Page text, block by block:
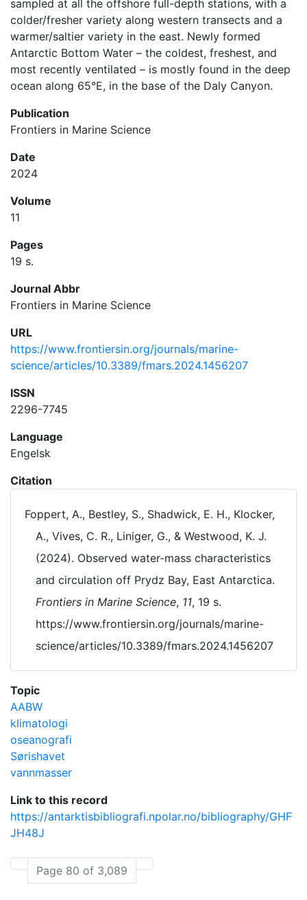
sampled at all the offshore full-depth stations, with a
colder/fresher variety along western transects and a
warmer/saltier variety in the east. Newly formed
Antarctic Bottom Water – the coldest, freshest, and
most recently ventilated – is mostly found in the deep
ocean along 65°E, in the base of the Daly Canyon.
Publication
Frontiers in Marine Science
Date
2024
Volume
11
Pages
19 s.
Journal Abbr
Frontiers in Marine Science
URL
https://www.frontiersin.org/journals/marine-
science/articles/10.3389/fmars.2024.1456207
ISSN
2296-7745
Language
Engelsk
Citation
Foppert, A., Bestley, S., Shadwick, E. H., Klocker,
A., Vives, C. R., Liniger, G., & Westwood, K. J.
(2024). Observed water-mass characteristics
and circulation off Prydz Bay, East Antarctica.
Frontiers in Marine Science, 11, 19 s.
https://www.frontiersin.org/journals/marine-
science/articles/10.3389/fmars.2024.1456207
Topic
AABW
klimatologi
oseanografi
Sørishavet
vannmasser
Link to this record
https://antarktisbibliografi.npolar.no/bibliography/GHF
JH48J
Page 80 of 3,089